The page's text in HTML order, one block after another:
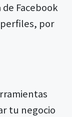
Facebook
por
tu negocio